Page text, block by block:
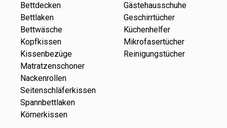
Bettdecken
Bettlaken
Bettwäsche
Kopfkissen
Kissenbezüge
Matratzenschoner
Nackenrollen
Seitenschläferkissen
Spannbettlaken
Körnerkissen
Gästehausschuhe
Geschirrtücher
Küchenhelfer
Mikrofasertücher
Reinigungstücher